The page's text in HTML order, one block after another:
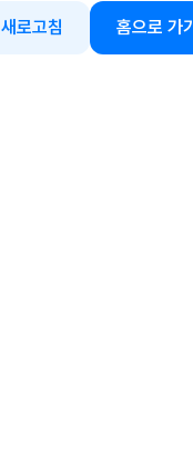
새로고침 홈으로 가기